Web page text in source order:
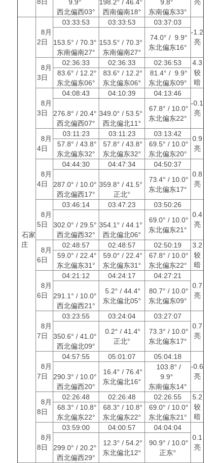
9.9°
西北偏西03°
198.2° / 46.4°
西南偏南18°
9.8°
东南偏东33°
石家
庄
8月
2日
03:33:53 03:33:53
03:37:03
-1.2
亮
153.5° / 70.3°
东南偏南27°
153.5° / 70.3°
东南偏南27°
74.0° / 9.9°
东北偏东16°
8月
3日
02:36:33 02:36:33 02:36:53
4.3
较
暗
83.6° / 12.2°
东北偏东06°
83.6° / 12.2°
东北偏东06°
81.4° / 9.9°
东北偏东09°
8月
3日
04:08:43 04:10:39
04:13:46
-0.1
亮
276.8° / 20.4°
西北偏西07°
349.0° / 53.5°
西北偏北11°
67.8° / 10.0°
东北偏东22°
8月
4日
03:11:23 03:11:23 03:13:42
0.9
亮
57.8° / 43.8°
东北偏东32°
57.8° / 43.8°
东北偏东32°
69.5° / 10.0°
东北偏东20°
8月
4日
04:44:30 04:47:34
04:50:37
0.8
亮
287.0° / 10.0°
西北偏西17°
359.8° / 41.5°
正北°
73.4° / 10.0°
东北偏东17°
8月
5日
03:46:14 03:47:23
03:50:26
0.4
亮
302.0° / 29.5°
西北偏西32°
354.1° / 44.1°
西北偏北06°
69.0° / 10.0°
东北偏东21°
8月
6日
02:48:57 02:48:57 02:50:19
3.2
较
暗
59.0° / 22.4°
东北偏东31°
59.0° / 22.4°
东北偏东31°
67.8° / 10.0°
东北偏东22°
8月
6日
04:21:12 04:24:17
04:27:21
0.7
亮
291.1° / 10.0°
西北偏西21°
5.2° / 44.4°
东北偏北05°
80.7° / 10.0°
东北偏东09°
8月
7日
03:23:55 03:24:04
03:27:07
0.7
亮
350.6° / 41.0°
西北偏北09°
0.2° / 41.4°
正北°
73.3° / 10.0°
东北偏东17°
8月
7日
04:57:55 05:01:07
05:04:18
-0.6
亮
290.3° / 10.0°
西北偏西20°
16.4° / 76.4°
东北偏北16°
103.8° /
9.9°
东南偏东14°
8月
8日
02:26:48 02:26:48 02:26:55
5.2
较
暗
68.3° / 10.8°
东北偏东22°
68.3° / 10.8°
东北偏东22°
69.0° / 10.0°
东北偏东21°
8月
8日
03:59:00 04:00:57
04:04:04
0.1
亮
299.0° / 20.2°
西北偏西29°
12.3° / 54.2°
东北偏北12°
90.9° / 10.0°
正东°